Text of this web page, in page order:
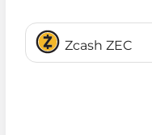
Zcash ZEC